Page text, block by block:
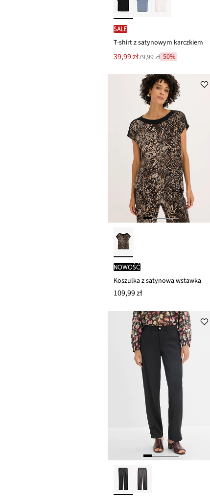
SALE
T-shirt z satynowym karczkiem
Nowa
cena
to
39,99 zł
Przeceniono
79,99 zł-50%
nowość
Koszulka z satynową wstawką
109,99 zł